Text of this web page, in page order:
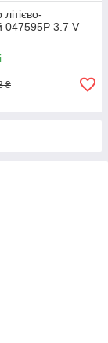
047595P 3.7 V
₴